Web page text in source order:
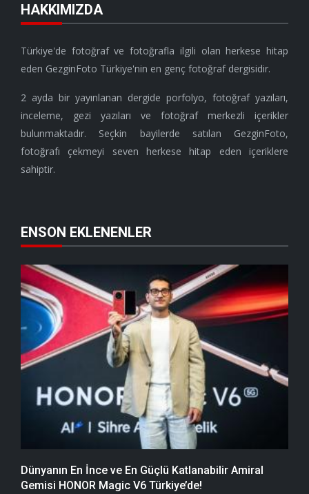
HAKKIMIZDA
Türkiye'de fotoğraf ve fotoğrafla ilgili olan herkese hitap
eden GezginFoto Türkiye'nin en genç fotoğraf dergisidir.
2 ayda bir yayınlanan dergide porfolyo, fotoğraf yazıları,
inceleme, gezi yazıları ve fotoğraf merkezli içerikler
bulunmaktadır. Seçkin bayilerde satılan GezginFoto,
fotoğrafı çekmeyi seven herkese hitap eden içeriklere
sahiptir.
ENSON EKLENENLER
Dünyanın En İnce ve En Güçlü Katlanabilir Amiral
Gemisi HONOR Magic V6 Türkiye’de!